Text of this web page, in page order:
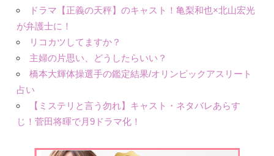
ドラマ【正義の天秤】のキャスト！亀梨和也×北山宏光
が弁護士に！
リコカツしてますか？
主婦の片思い、どうしたらいい？
橋本大輝体操選手の鑑定結果/オリンピックアスリート
占い
【ミステリと言う勿れ】キャスト・ネタバレあらす
じ！菅田将暉で月9ドラマ化！